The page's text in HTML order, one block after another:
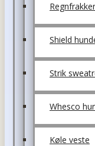
Regnfrakker
Shield
Strik
Whesco
Køle veste